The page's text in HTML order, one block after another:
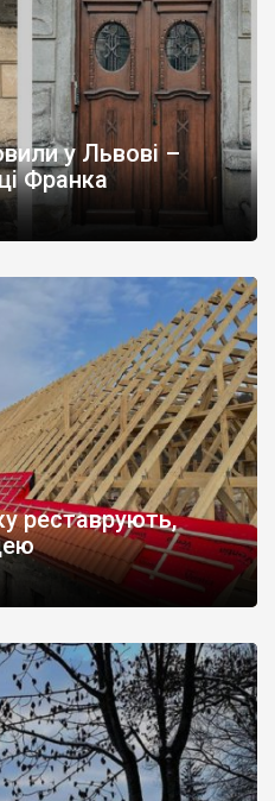
у Львові –
Франка
реставрують,